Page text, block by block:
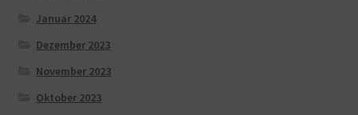
Januar 2024
Dezember 2023
November 2023
Oktober 2023